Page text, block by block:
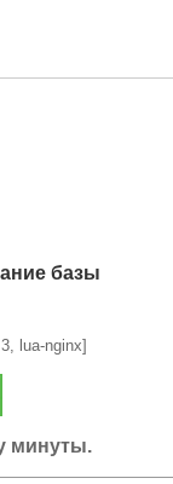
базы
lua-nginx]
минуты.